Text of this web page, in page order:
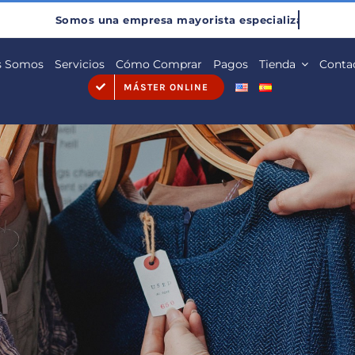
Somos Servicios Cómo Comprar Pagos Tienda
MÁSTER ONLINE